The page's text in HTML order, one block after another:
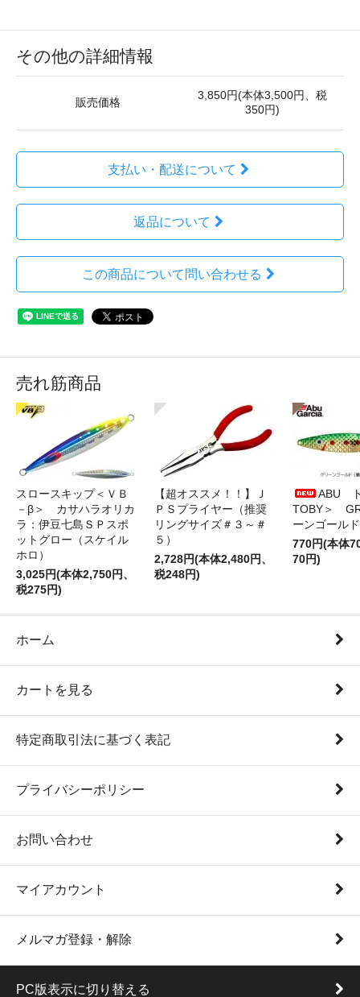
その他の詳細情報
販売価格
3,850円(本体3,500円、税
350円)
支払い・配送について
返品について
この商品について問い合わせる
売れ筋商品
スロースキップ＜ＶＢ
－β＞ カサハラオリカ
ラ：伊豆七島ＳＰスポ
ットグロー（スケイル
ホロ）
3,025円(本体2,750円、
税275円)
【超オススメ！！】Ｊ
ＰＳプライヤー（推奨
リングサイズ＃３～＃
５）
2,728円(本体2,480円、
税248円)
ABU
TOBY＞
ーンゴールド
770円(本体
70円)
ホーム
カートを見る
特定商取引法に基づく表記
プライバシーポリシー
お問い合わせ
マイアカウント
メルマガ登録・解除
PC版表示に切り替える